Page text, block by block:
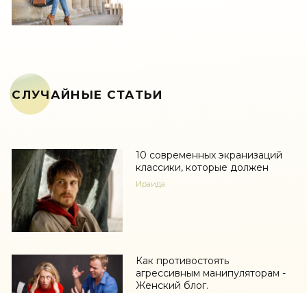
СЛУЧАЙНЫЕ СТАТЬИ
10 современных экранизаций
классики, которые должен
Ираида
Как противостоять
агрессивным манипуляторам -
Женский блог.